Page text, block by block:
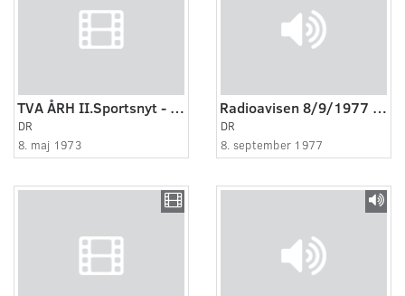
TVA ÅRH II.Sportsnyt - fod/bold
DR
8. maj 1973
Radioavisen 8/9/1977 kl. 12
DR
8. september 1977